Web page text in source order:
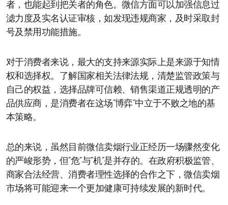
者，也能起到把关者的角色。微信方面可以加强信息过
滤力度及实名认证审核，如发现违规商家，及时采取封
号及禁用功能措施。
对于消费者来说，最大的支持来源实际上是来源于知情
权和选择权。了解国家相关法律法规，清楚监管政策与
自己的权益，选择品牌可信赖、销售渠道正规透明的产
品供应商，是消费者在这场“博弈”中立于不败之地的基
本策略。
总的来说，虽然目前微信卖烟行业正经历一场骤然变化
的严峻形势，但“危”与“机”是并存的。在政府积极监管、
商家合法经营、消费者理性选择的合作之下，微信卖烟
市场将可能迎来一个更加健康可持续发展的新时代。